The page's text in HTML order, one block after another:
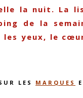
la nuit. La
de la
les yeux, le
LES MARQUES